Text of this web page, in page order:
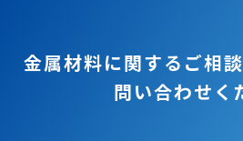
金属材料に関するご相
問い合わせく